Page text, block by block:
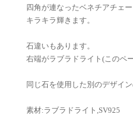
四角が連なったベネチアチェ
キラキラ輝きます。
石違いもあります。
右端がラブラドライト(このペ
同じ石を使用した別のデザイ
素材:ラブラドライト,SV925